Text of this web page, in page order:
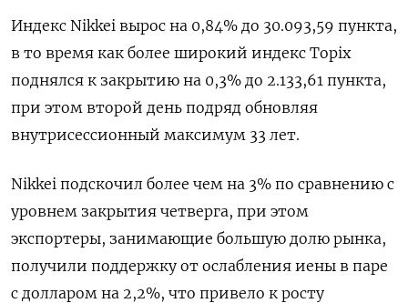
Индекс Nikkei вырос на 0,84% до 30.093,59 пункта,
в то время как более широкий индекс Topix
поднялся к закрытию на 0,3% до 2.133,61 пункта,
при этом второй день подряд обновляя
внутрисессионный максимум 33 лет.
Nikkei подскочил более чем на 3% по сравнению с
уровнем закрытия четверга, при этом
экспортеры, занимающие большую долю рынка,
получили поддержку от ослабления иены в паре
с долларом на 2,2%, что привело к росту